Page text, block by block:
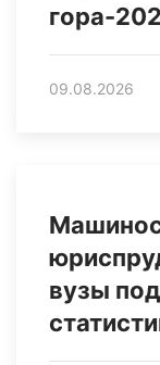
гора-
09.08.2026
вузы